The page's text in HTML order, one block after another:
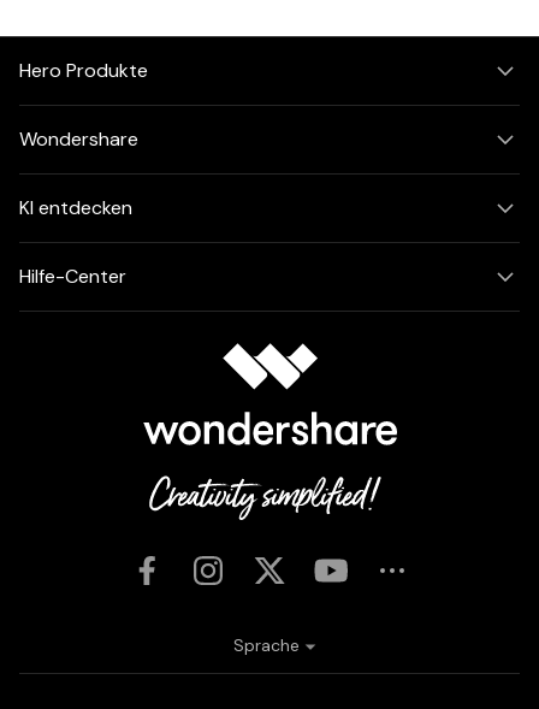
Hero Produkte
Wondershare
KI entdecken
Hilfe-Center
Sprache